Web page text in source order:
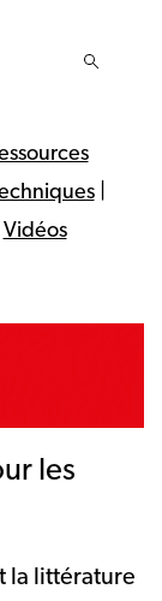
|
Vidéos
les
la littérature